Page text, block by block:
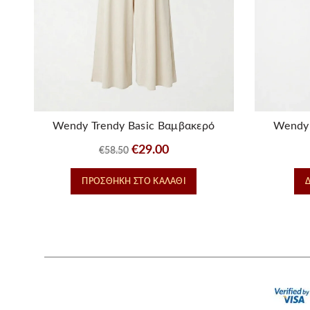
Wendy Trendy Basic Βαμβακερό
€58.50 Original
price
was:
€29.00Η
τρέχουσα
τιμή
ΠΡΟΣΘΉΚΗ ΣΤΟ ΚΑΛΆΘΙ